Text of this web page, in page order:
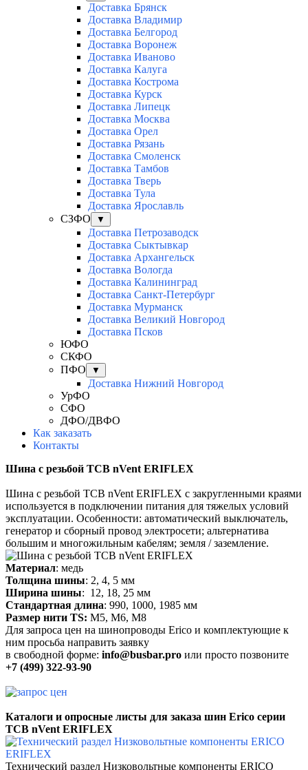
Доставка Брянск
Доставка Владимир
Доставка Белгород
Доставка Воронеж
Доставка Иваново
Доставка Калуга
Доставка Кострома
Доставка Курск
Доставка Липецк
Доставка Москва
Доставка Орел
Доставка Рязань
Доставка Смоленск
Доставка Тамбов
Доставка Тверь
Доставка Тула
Доставка Ярославль
СЗФО
▼
Доставка Петрозаводск
Доставка Сыктывкар
Доставка Архангельск
Доставка Вологда
Доставка Калининград
Доставка Санкт-Петербург
Доставка Мурманск
Доставка Великий Новгород
Доставка Псков
ЮФО
СКФО
ПФО
▼
Доставка Нижний Новгород
УрФО
СФО
ДФО/ДВФО
Как заказать
Контакты
Шина с резьбой ТСВ nVent ERIFLEX
Шина с резьбой ТСВ nVent ERIFLEX с закругленными краями
используется в подключении питания для тяжелых условий
эксплуатации. Особенности: автоматический выключатель,
генератор и сборный провод электросети; альтернатива
большим и многожильным кабелям; земля / заземление.
Материал: медь
Толщина шины: 2, 4, 5 мм
Ширина шины: 12, 18, 25 мм
Стандартная длина: 990, 1000, 1985 мм
Размер нити TS: М5, М6, М8
Для запроса цен на шинопроводы Erico и комплектующие к
ним просьба направить заявку
в свободной форме: info@busbar.pro или просто позвоните
+7 (499) 322-93-90
Каталоги и опросные листы для заказа шин Erico серии
TCB nVent ERIFLEX
Технический раздел Низковольтные компоненты ERICO